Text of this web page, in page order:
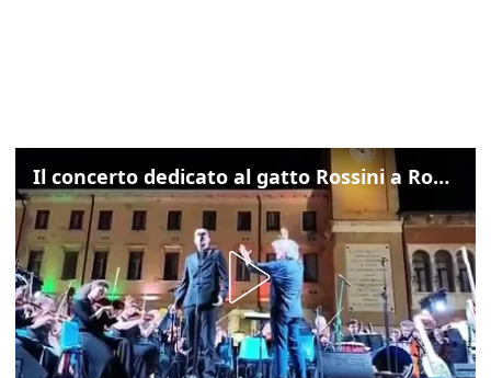
Il concerto dedicato al gatto Rossini a Rovigo: ecco un estratto